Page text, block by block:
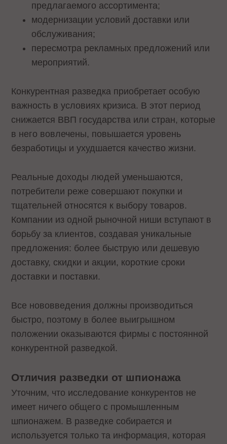
предлагаемого ассортимента;
модернизации условий доставки или
обслуживания;
пересмотра рекламных предложений или
мероприятий.
Конкурентная разведка приобретает особую
важность в условиях кризиса. В этот период
снижается ВВП государства или стран, которые
в него вовлечены, повышается уровень
безработицы и ухудшается качество жизни.
Реальные доходы людей уменьшаются,
потребители реже совершают покупки и
тщательней относятся к выбору товаров.
Компании из одной рыночной ниши вступают в
борьбу за клиентов, создавая уникальные
предложения: более быструю или дешевую
доставку, скидки и акции, короткие сроки
доставки и поставки.
Все нововведения должны производиться
быстро, поэтому в более выигрышном
положении оказываются фирмы с постоянной
конкурентной разведкой.
Отличия разведки от шпионажа
Уточним, что исследование конкурентов не
имеет ничего общего с промышленным
шпионажем. В разведке собирается и
используется только та информация, которая